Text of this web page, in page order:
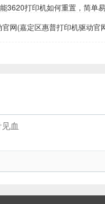
3620打印机如何重置，简单
网(嘉定区惠普打印机驱动官